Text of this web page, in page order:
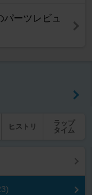
ーツレビュ
ヒストリ
ラップ
タイム